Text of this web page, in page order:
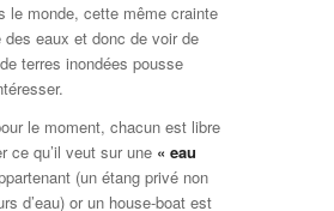
le monde, cette même crainte
des eaux et donc de voir de
terres inondées pousse
le moment, chacun est libre
ce qu’il veut sur une « eau
(un étang privé non
d’eau) or un house-boat est